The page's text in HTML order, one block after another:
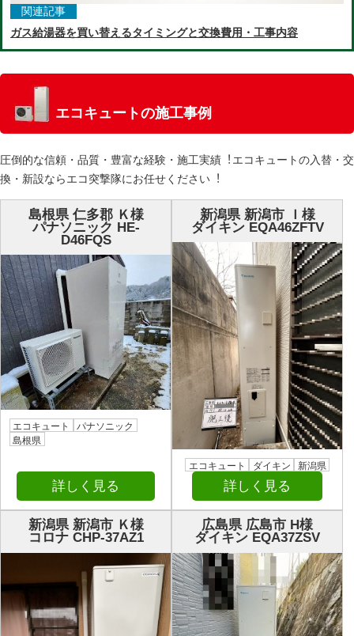
関連記事
ガス給湯器を買い替えるタイミングと交換費用・工事内容
エコキュートの施工事例
圧倒的な信頼・品質・豊富な経験・施⼯実績︕エコキュートの⼊替・交
換・新設ならエコ突撃隊にお任せください︕
島根県 仁多郡 Ｋ様
パナソニック HE-
D46FQS
エコキュート
パナソニック
島根県
詳しく見る
新潟県 新潟市 Ｉ様
ダイキン EQA46ZFTV
エコキュート ダイキン 新潟県
詳しく見る
新潟県 新潟市 Ｋ様
コロナ CHP-37AZ1
広島県 広島市 H様
ダイキン EQA37ZSV